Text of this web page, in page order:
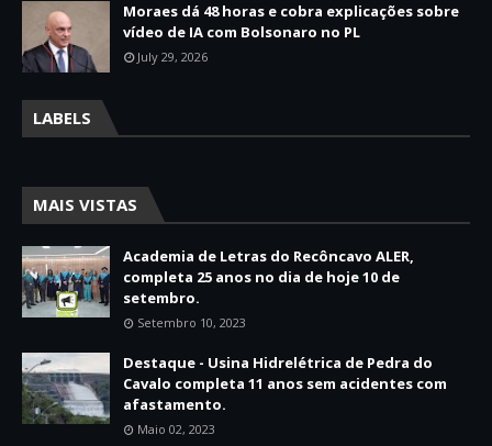
Moraes dá 48 horas e cobra explicações sobre
vídeo de IA com Bolsonaro no PL
July 29, 2026
LABELS
MAIS VISTAS
Academia de Letras do Recôncavo ALER,
completa 25 anos no dia de hoje 10 de
setembro.
Setembro 10, 2023
Destaque - Usina Hidrelétrica de Pedra do
Cavalo completa 11 anos sem acidentes com
afastamento.
Maio 02, 2023